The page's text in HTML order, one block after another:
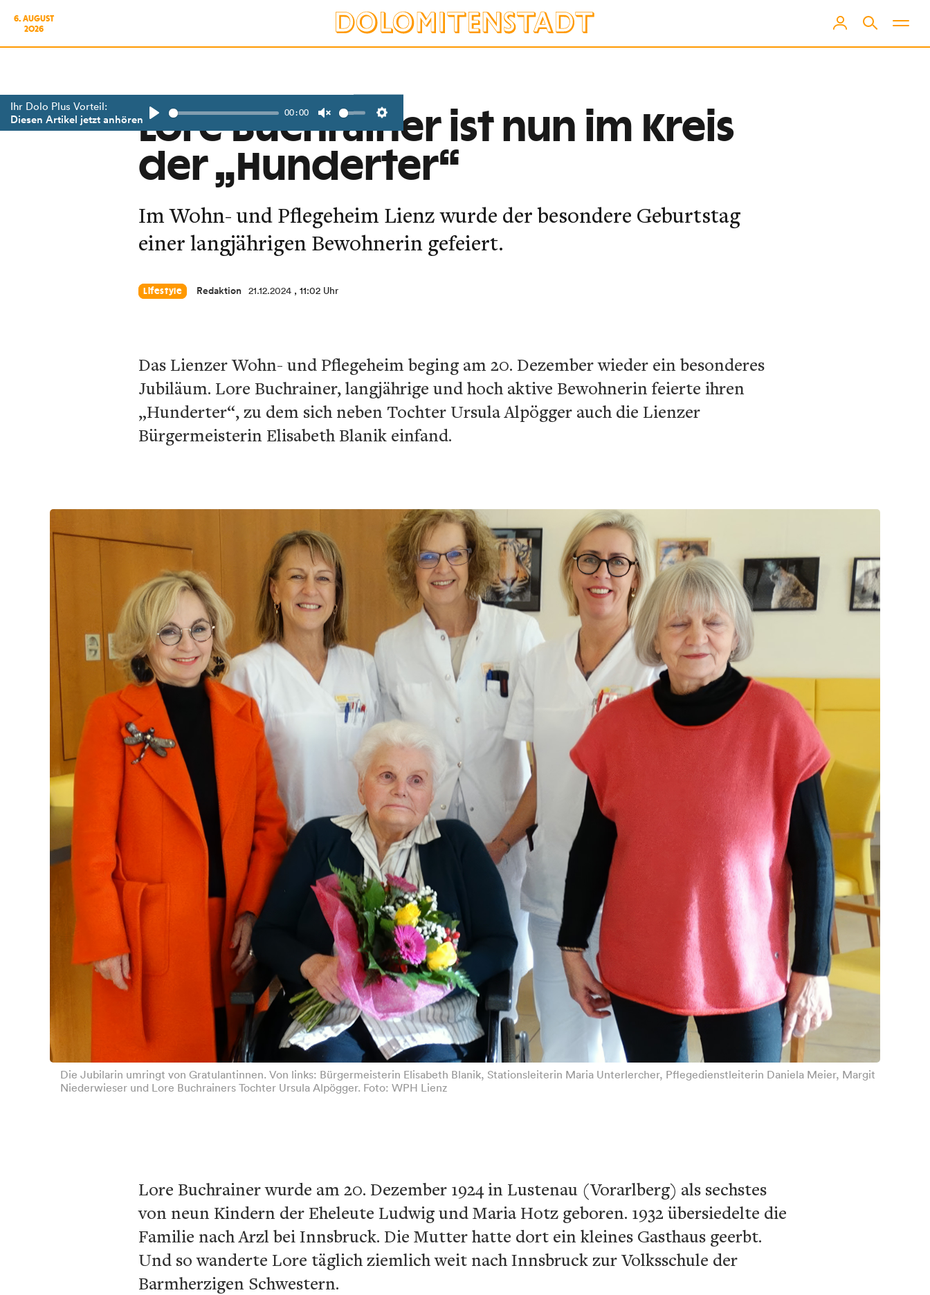
6. AUGUST
2026
Ihr Dolo Plus Vorteil:
Diesen Artikel jetzt anhören 00:00
Settings
Lore Buchrainer ist nun im Kreis
der „Hunderter“
Im Wohn- und Pflegeheim Lienz wurde der besondere Geburtstag
einer langjährigen Bewohnerin gefeiert.
Lifestyle Redaktion 21.12.2024 , 11:02 Uhr
Das Lienzer Wohn- und Pflegeheim beging am 20. Dezember wieder ein besonderes
Jubiläum. Lore Buchrainer, langjährige und hoch aktive Bewohnerin feierte ihren
„Hunderter“, zu dem sich neben Tochter Ursula Alpögger auch die Lienzer
Bürgermeisterin Elisabeth Blanik einfand.
Die Jubilarin umringt von Gratulantinnen. Von links: Bürgermeisterin Elisabeth Blanik, Stationsleiterin Maria Unterlercher, Pflegedienstleiterin Daniela Meier, Margit
Niederwieser und Lore Buchrainers Tochter Ursula Alpögger. Foto: WPH Lienz
Lore Buchrainer wurde am 20. Dezember 1924 in Lustenau (Vorarlberg) als sechstes
von neun Kindern der Eheleute Ludwig und Maria Hotz geboren. 1932 übersiedelte die
Familie nach Arzl bei Innsbruck. Die Mutter hatte dort ein kleines Gasthaus geerbt.
Und so wanderte Lore täglich ziemlich weit nach Innsbruck zur Volksschule der
Barmherzigen Schwestern.